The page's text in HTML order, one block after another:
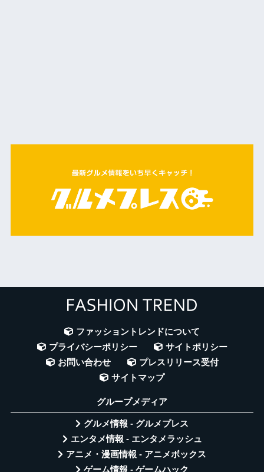
ファッショントレンドについて
プライバシーポリシー
サイトポリシー
お問い合わせ
プレスリリース受付
サイトマップ
グループメディア
グルメ情報 - グルメプレス
エンタメ情報 - エンタメラッシュ
アニメ・漫画情報 - アニメボックス
ゲーム情報 - ゲームハック